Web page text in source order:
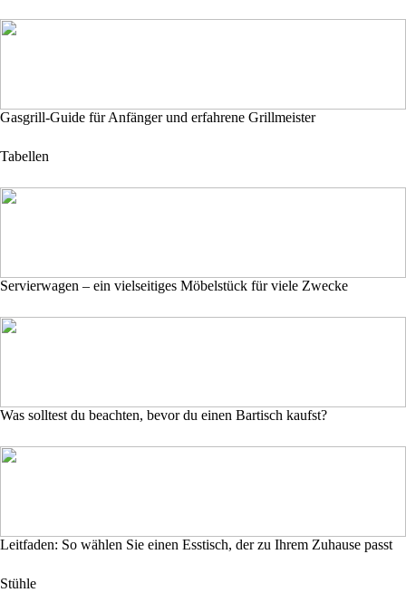
Gasgrill-Guide für Anfänger und erfahrene Grillmeister
Tabellen
Servierwagen – ein vielseitiges Möbelstück für viele Zwecke
Was solltest du beachten, bevor du einen Bartisch kaufst?
Leitfaden: So wählen Sie einen Esstisch, der zu Ihrem Zuhause passt
Stühle